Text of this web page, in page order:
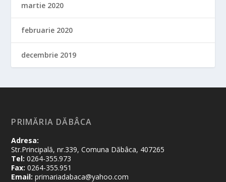
martie 2020
februarie 2020
decembrie 2019
PRIMĂRIA DĂBÂCA
Adresa:
Str.Principală, nr.339, Comuna Dăbâca, 407265
Tel: 0264-355.973
Fax: 0264-355.951
Email: primariadabaca@yahoo.com